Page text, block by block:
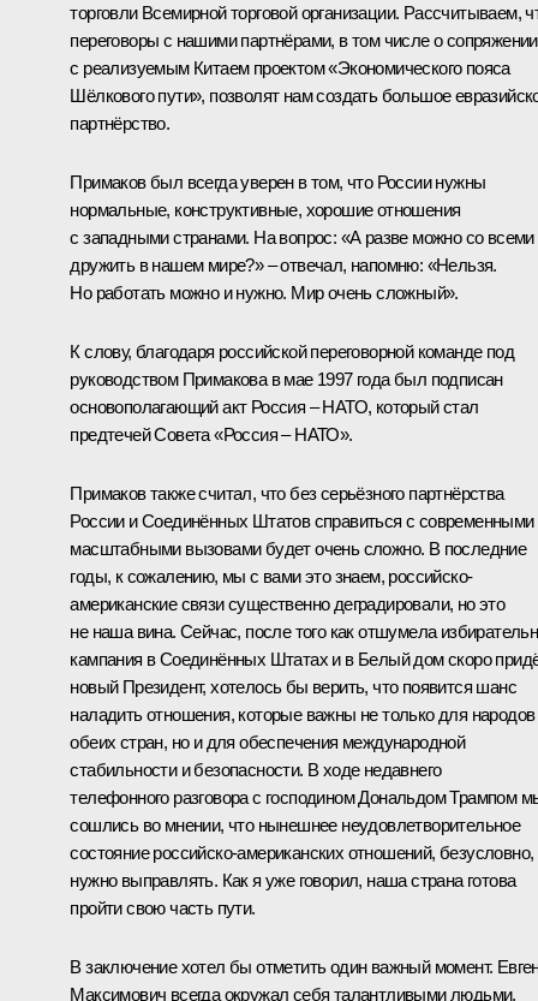
торговли Всемирной торговой организации. Рассчитываем,
переговоры с нашими партнёрами, в том числе о сопряжении
с реализуемым Китаем проектом «Экономического пояса
Шёлкового пути», позволят нам создать большое
партнёрство.
Примаков был всегда уверен в том, что России нужны
нормальные, конструктивные, хорошие отношения
с западными странами. На вопрос: «А разве можно со всеми
дружить в нашем мире?» – отвечал, напомню: «Нельзя.
Но работать можно и нужно. Мир очень сложный».
К слову, благодаря российской переговорной команде под
руководством Примакова в мае 1997 года был подписан
основополагающий акт Россия – НАТО, который стал
предтечей Совета «Россия – НАТО».
Примаков также считал, что без серьёзного партнёрства
России и Соединённых Штатов справиться с современными
масштабными вызовами будет очень сложно. В последние
годы, к сожалению, мы с вами это знаем, российско-
американские связи существенно деградировали, но это
не наша вина. Сейчас, после того как отшумела
кампания в Соединённых Штатах и в Белый дом скоро
новый Президент, хотелось бы верить, что появится шанс
наладить отношения, которые важны не только для народов
обеих стран, но и для обеспечения международной
стабильности и безопасности. В ходе недавнего
телефонного разговора с господином Дональдом Трампом
сошлись во мнении, что нынешнее неудовлетворительное
состояние российско-американских отношений, безусловно,
нужно выправлять. Как я уже говорил, наша страна готова
пройти свою часть пути.
В заключение хотел бы отметить один важный момент.
Максимович всегда окружал себя талантливыми людьми,